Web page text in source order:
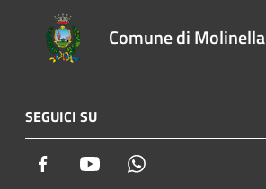
Comune di Molinella
SEGUICI SU
Facebook Youtube